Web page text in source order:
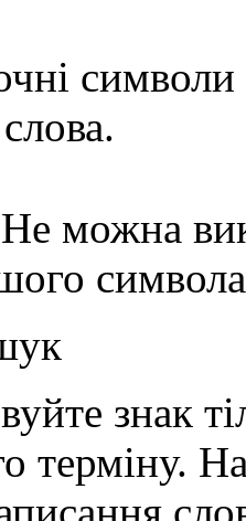
можна
знак
терміну.